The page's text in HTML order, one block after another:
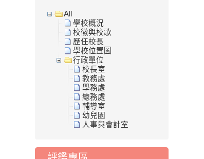
All
學校概況
校徽與校歌
歷任校長
學校位置圖
行政單位
校長室
教務處
學務處
總務處
輔導室
幼兒園
人事與會計室